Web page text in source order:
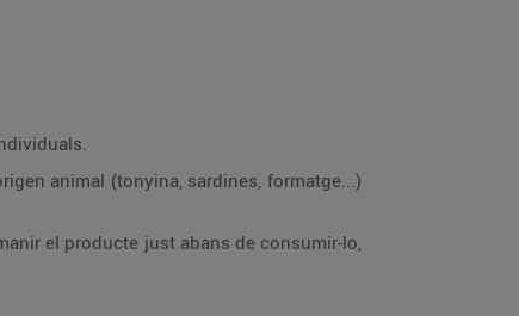
animal (tonyina, sardines, formatge...)
el producte just abans de consumir-lo,